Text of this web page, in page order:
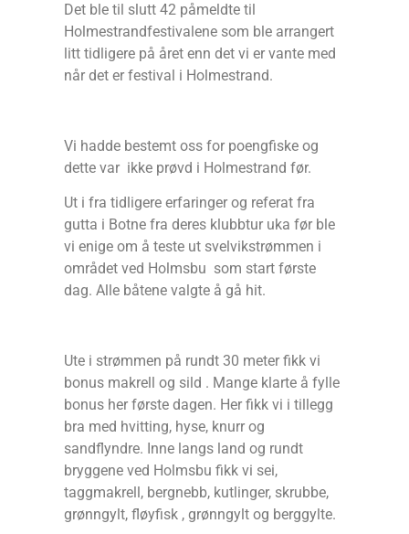
Det ble til slutt 42 påmeldte til
Holmestrandfestivalene som ble arrangert
litt tidligere på året enn det vi er vante med
når det er festival i Holmestrand.
Vi hadde bestemt oss for poengfiske og
dette var ikke prøvd i Holmestrand før.
Ut i fra tidligere erfaringer og referat fra
gutta i Botne fra deres klubbtur uka før ble
vi enige om å teste ut svelvikstrømmen i
området ved Holmsbu som start første
dag. Alle båtene valgte å gå hit.
Ute i strømmen på rundt 30 meter fikk vi
bonus makrell og sild . Mange klarte å fylle
bonus her første dagen. Her fikk vi i tillegg
bra med hvitting, hyse, knurr og
sandflyndre. Inne langs land og rundt
bryggene ved Holmsbu fikk vi sei,
taggmakrell, bergnebb, kutlinger, skrubbe,
grønngylt, fløyfisk , grønngylt og berggylte.